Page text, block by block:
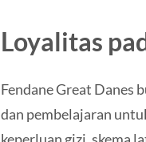
Loyalitas
Fendane Great Danes
dan pembelajaran